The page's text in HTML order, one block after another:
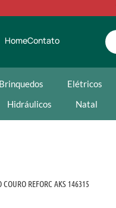
HomeContato
Brinquedos Elétricos
Hidráulicos Natal
REFORC AKS 146315